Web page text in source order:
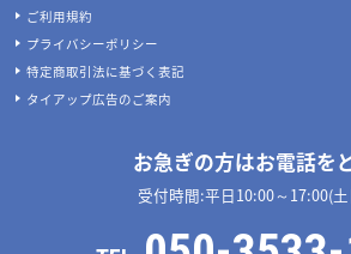
ご利用規約
プライバシーポリシー
特定商取引法に基づく表記
タイアップ広告のご案内
お急ぎの方はお電話を
受付時間:平日10:00～17:00(